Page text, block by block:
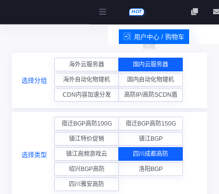
HOT
购物
车
用户中心 / 购物车
服务条款
选择分组
海外云服务器 国内云服务器
海外自动化物理机 国内自动化物理机
CDN内容加速分发 高防IP/高防SCDN盾
选择类型
宿迁BGP高防100G 宿迁BGP高防150G
镇江特价促销 镇江BGP
镇江高频游戏云 四川成都高防
绍兴BGP高防 洛阳BGP
四川雅安高防